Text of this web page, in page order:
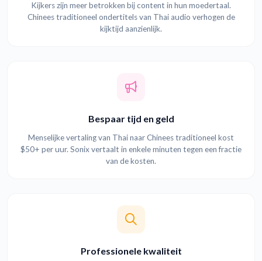
Kijkers zijn meer betrokken bij content in hun moedertaal.
Chinees traditioneel ondertitels van Thai audio verhogen de
kijktijd aanzienlijk.
Bespaar tijd en geld
Menselijke vertaling van Thai naar Chinees traditioneel kost
$50+ per uur. Sonix vertaalt in enkele minuten tegen een fractie
van de kosten.
Professionele kwaliteit